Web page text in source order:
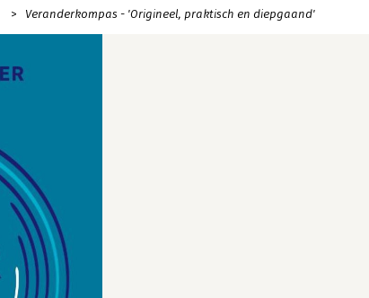
Veranderkompas - 'Origineel, praktisch en diepgaand'